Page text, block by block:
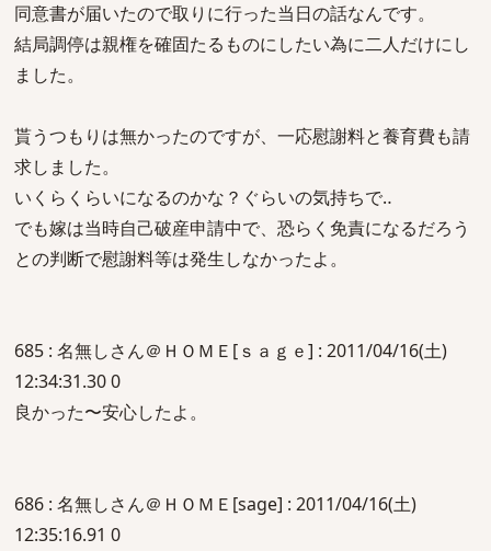
同意書が届いたので取りに行った当日の話なんです。
結局調停は親権を確固たるものにしたい為に二人だけにし
ました。
貰うつもりは無かったのですが、一応慰謝料と養育費も請
求しました。
いくらくらいになるのかな？ぐらいの気持ちで‥
でも嫁は当時自己破産申請中で、恐らく免責になるだろう
との判断で慰謝料等は発生しなかったよ。
685 : 名無しさん＠ＨＯＭＥ[ｓａｇｅ] : 2011/04/16(土)
12:34:31.30 0
良かった〜安心したよ。
686 : 名無しさん＠ＨＯＭＥ[sage] : 2011/04/16(土)
12:35:16.91 0